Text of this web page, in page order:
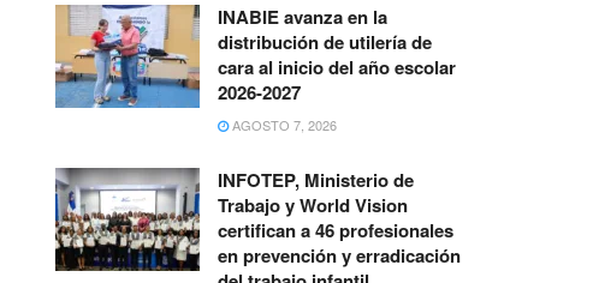
INABIE avanza en la
distribución de utilería de
cara al inicio del año escolar
2026-2027
AGOSTO 7, 2026
INFOTEP, Ministerio de
Trabajo y World Vision
certifican a 46 profesionales
en prevención y erradicación